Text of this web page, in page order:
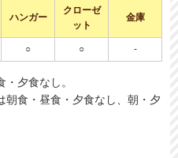
ハンガー
クローゼ
ット
金庫
○ ○ -
夕食なし。
朝食・昼食・夕食なし、朝・夕